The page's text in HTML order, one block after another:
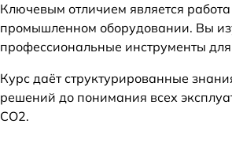
Ключевым отличием является
промышленном оборудовании. Вы
профессиональные инструменты
Курс даёт структурированные
решений до понимания всех
СО2.